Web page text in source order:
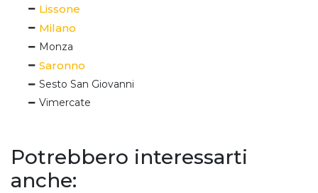
Lissone
Milano
Monza
Saronno
Sesto San Giovanni
Vimercate
Potrebbero interessarti
anche: